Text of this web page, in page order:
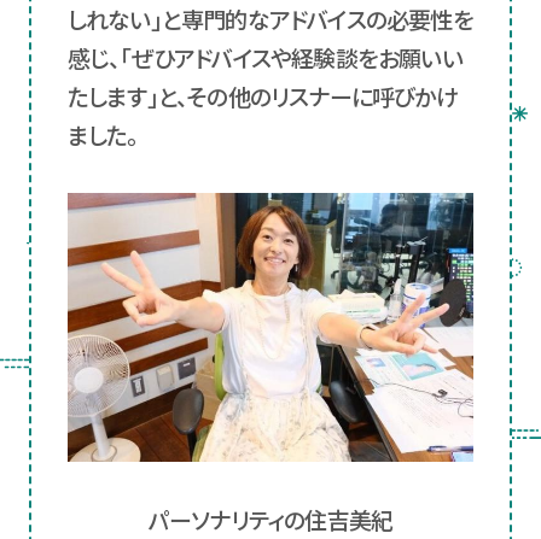
しれない」と専門的なアドバイスの必要性を
感じ、「ぜひアドバイスや経験談をお願いい
たします」と、その他のリスナーに呼びかけ
ました。
パーソナリティの住吉美紀